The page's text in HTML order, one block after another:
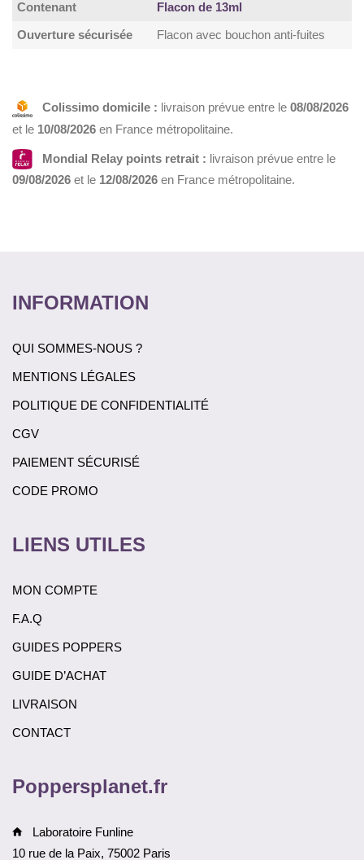
Contenant
Flacon de 13ml
Ouverture sécurisée
Flacon avec bouchon anti-fuites
Colissimo domicile : livraison prévue entre le 08/08/2026
et le 10/08/2026 en France métropolitaine.
Mondial Relay points retrait : livraison prévue entre le
09/08/2026 et le 12/08/2026 en France métropolitaine.
INFORMATION
QUI SOMMES-NOUS ?
MENTIONS LÉGALES
POLITIQUE DE CONFIDENTIALITÉ
CGV
PAIEMENT SÉCURISÉ
CODE PROMO
LIENS UTILES
MON COMPTE
F.A.Q
GUIDES POPPERS
GUIDE D’ACHAT
LIVRAISON
CONTACT
Poppersplanet.fr
Laboratoire Funline
10 rue de la Paix, 75002 Paris